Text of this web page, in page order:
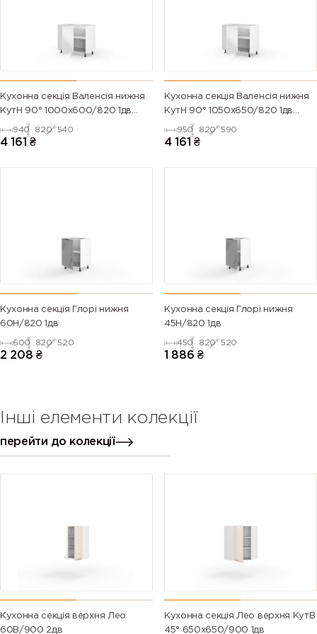
Кухонна секція Валенсія нижня
КутН 90° 1000х600/820 1дв
(Білий/Напівмат Білий 9003)
940 820 540
4 161 ₴
Кухонна секція Валенсія нижня
КутН 90° 1050х650/820 1дв
(Білий/Напівмат Білий 9003)
950 820 590
4 161 ₴
Кухонна секція Глорі нижня
60Н/820 1дв
600 820 520
2 208 ₴
Кухонна секція Глорі нижня
45Н/820 1дв
450 820 520
1 886 ₴
Інші елементи колекції
перейти до колекції
Кухонна секція верхня Лео
60В/900 2дв
Кухонна секція Лео верхня КутВ
45° 650х650/900 1дв